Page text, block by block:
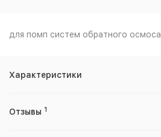
для помп систем обратного осмоса
Характеристики
Отзывы 1